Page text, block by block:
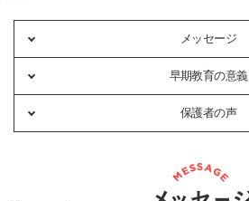
メッセージ
早期教育の意義
保護者の声